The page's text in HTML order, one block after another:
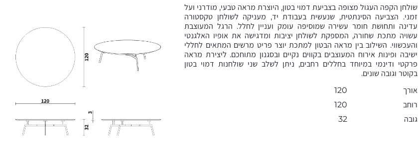
שולחן הקפה העגול מצופה בצביעת דמוי בטון, היוצרת מראה טבעי, מודרני ועל
זמני. הצביעה הסינתטית, שנעשית בעבודת יד, מעניקה לשולחן טקסטורה
עדינה ותחושת חומר עשירה שמוסיפה עומק ועניין לחלל. הרגל המעוצבת
עשויה מתכת שחורה, המספקת לשולחן יציבות ומדגישה את אופיו האלגנטי
והעכשווי. השילוב בין מראה הבטון למתכת יוצר פריט מרשים המתאים לחללי
ישיבה ופינות אירוח המעוצבים בקווים נקיים ובסגנון מתוחכם. ליצירת מראה
פרקטי ודינמי במיוחד בחללים רחבים, ניתן לשלב שני שולחנות דמוי בטון
בקוטר וגובה שונים.
אורך
120
רוחב
120
גובה
32